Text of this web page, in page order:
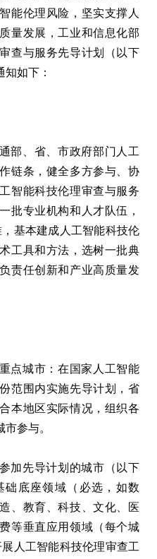
能伦理风险，坚实支撑人
量发展，工业和信息化部
查与服务先导计划（以下
如下：
部、省、市政府部门人工
链条，健全多方参与、协
智能科技伦理审查与服务
批专业机构和人才队伍，
基本建成人工智能科技伦
工具和方法，选树一批典
责任创新和产业高质量发
点城市：在国家人工智能
范围内实施先导计划，省
本地区实际情况，组织各
参与。
加先导计划的城市（以下
底座领域（必选，如数
、教育、科技、文化、医
等垂直应用领域（每个城
人工智能科技伦理审查工